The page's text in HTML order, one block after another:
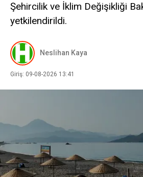
Şehircilik ve İklim Değişikliği
yetkilendirildi.
Neslihan Kaya
Giriş: 09-08-2026 13:41